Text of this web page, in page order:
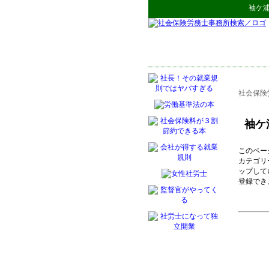
袖ケ
社会保険
袖ケ
このペ
カテゴリ
ップし
登録でき